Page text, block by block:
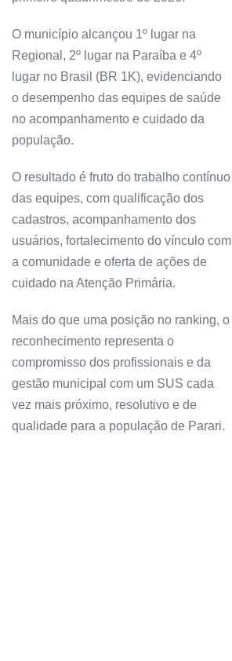
O município alcançou 1º lugar na
Regional, 2º lugar na Paraíba e 4º
lugar no Brasil (BR 1K), evidenciando
o desempenho das equipes de saúde
no acompanhamento e cuidado da
população.
O resultado é fruto do trabalho contínuo
das equipes, com qualificação dos
cadastros, acompanhamento dos
usuários, fortalecimento do vínculo com
a comunidade e oferta de ações de
cuidado na Atenção Primária.
Mais do que uma posição no ranking, o
reconhecimento representa o
compromisso dos profissionais e da
gestão municipal com um SUS cada
vez mais próximo, resolutivo e de
qualidade para a população de Parari.